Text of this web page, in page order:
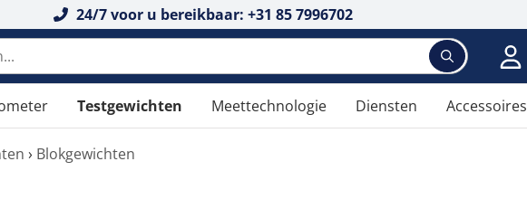
24/7 voor u bereikbaar: +31 85 7996702
Testgewichten Meettechnologie Diensten Accessoires
› Blokgewichten